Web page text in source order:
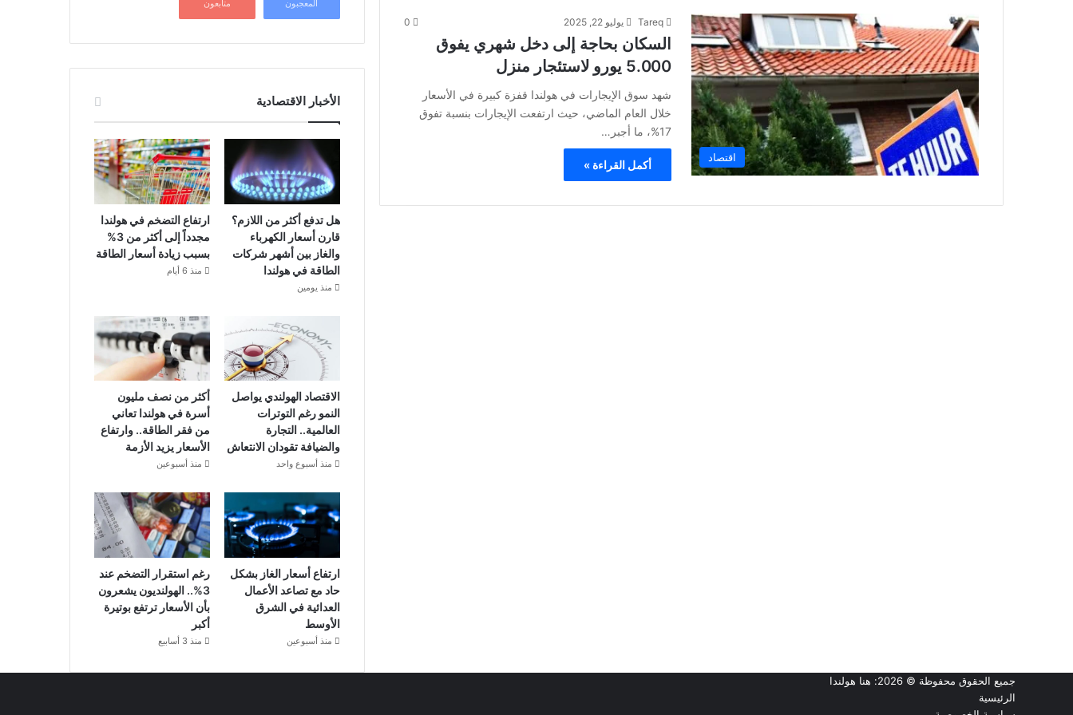
اقتصاد
Tareq يوليو 22, 2025 0
السكان بحاجة إلى دخل شهري يفوق
5.000 يورو لاستئجار منزل
شهد سوق الإيجارات في هولندا قفزة كبيرة في الأسعار
خلال العام الماضي، حيث ارتفعت الإيجارات بنسبة تفوق
17%، ما أجبر…
أكمل القراءة »
المعجبون متابعون
الأخبار الاقتصادية
هل تدفع أكثر من اللازم؟
قارن أسعار الكهرباء
والغاز بين أشهر شركات
الطاقة في هولندا
منذ يومين
ارتفاع التضخم في هولندا
مجدداً إلى أكثر من 3%
بسبب زيادة أسعار الطاقة
منذ 6 أيام
الاقتصاد الهولندي يواصل
النمو رغم التوترات
العالمية.. التجارة
والضيافة تقودان الانتعاش
منذ أسبوع واحد
أكثر من نصف مليون
أسرة في هولندا تعاني
من فقر الطاقة.. وارتفاع
الأسعار يزيد الأزمة
منذ أسبوعين
ارتفاع أسعار الغاز بشكل
حاد مع تصاعد الأعمال
العدائية في الشرق
الأوسط
منذ أسبوعين
رغم استقرار التضخم عند
3%.. الهولنديون يشعرون
بأن الأسعار ترتفع بوتيرة
أكبر
منذ 3 أسابيع
جميع الحقوق محفوظة © 2026:
هنا هولندا
الرئيسية